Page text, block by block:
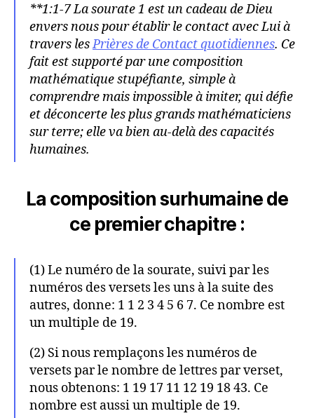
**1:1-7 La sourate 1 est un cadeau de Dieu
envers nous pour établir le contact avec Lui à
travers lesPrières de Contact quotidiennes. Ce
fait est supporté par une composition
mathématique stupéfiante, simple à
comprendre mais impossible à imiter, qui défie
et déconcerte les plus grands mathématiciens
sur terre; elle va bien au-delà des capacités
humaines.
La composition surhumaine de
ce premier chapitre :
(1) Le numéro de la sourate, suivi par les
numéros des versets les uns à la suite des
autres, donne: 1 1 2 3 4 5 6 7. Ce nombre est
un multiple de 19.
(2) Si nous remplaçons les numéros de
versets par le nombre de lettres par verset,
nous obtenons: 1 19 17 11 12 19 18 43. Ce
nombre est aussi un multiple de 19.